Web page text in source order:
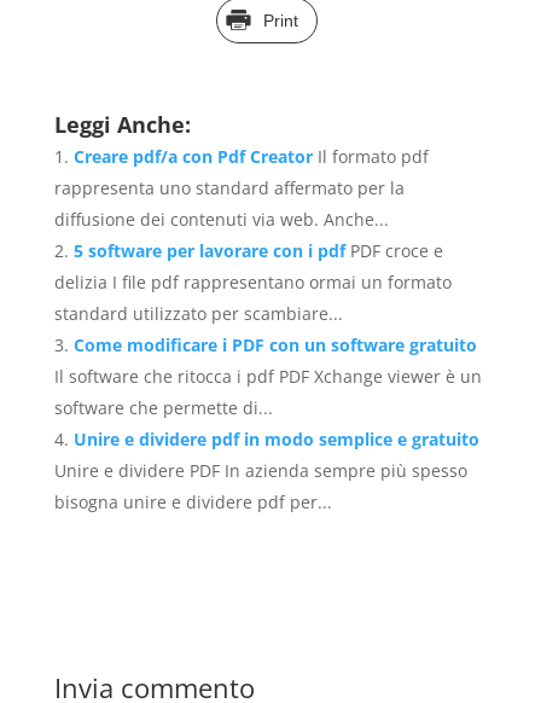
Print
Leggi Anche:
Creare pdf/a con Pdf Creator Il formato pdf
rappresenta uno standard affermato per la
diffusione dei contenuti via web. Anche...
5 software per lavorare con i pdf PDF croce e
delizia I file pdf rappresentano ormai un formato
standard utilizzato per scambiare...
Come modificare i PDF con un software gratuito
Il software che ritocca i pdf PDF Xchange viewer è un
software che permette di...
Unire e dividere pdf in modo semplice e gratuito
Unire e dividere PDF In azienda sempre più spesso
bisogna unire e dividere pdf per...
Invia commento